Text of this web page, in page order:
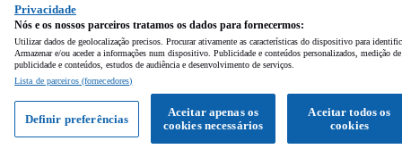
Privacidade
Nós e os nossos parceiros tratamos os dados para fornecermos:
Utilizar dados de geolocalização precisos. Procurar ativamente as características do dispositivo para
Armazenar e/ou aceder a informações num dispositivo. Publicidade e conteúdos personalizados, medição de
publicidade e conteúdos, estudos de audiência e desenvolvimento de serviços.
Lista de parceiros (fornecedores)
Aceitar todos os
cookies
Aceitar apenas os
cookies necessários
Definir preferências